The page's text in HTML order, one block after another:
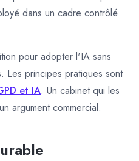
dans un cadre contrôlé
pour adopter l'IA sans
Les principes pratiques sont
et IA. Un cabinet qui les
argument commercial.